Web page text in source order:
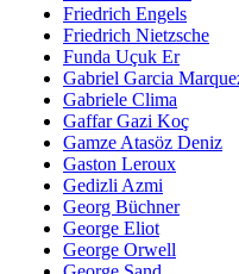
Friedrich Engels
Friedrich Nietzsche
Funda Uçuk Er
Gabriel Garcia
Gabriele Clima
Gaffar Gazi Koç
Gamze Atasöz Deniz
Gaston Leroux
Gedizli Azmi
Georg Büchner
George Eliot
George Orwell